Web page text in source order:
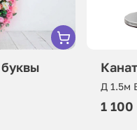
Д 1.5м
1 100